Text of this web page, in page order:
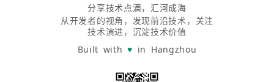
分享技术点滴，汇河成海
从开发者的视角，发现前沿技术，关注
技术演进，沉淀技术价值
Built with♥ in Hangzhou